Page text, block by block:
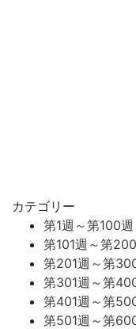
カテゴリー
第1週～第100週
第101週～第
第201週～第
第301週～第
第401週～第
第501週～第